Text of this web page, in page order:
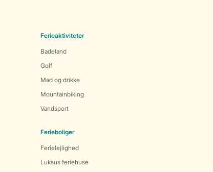
Ferieaktiviteter
Badeland
Golf
Mad og drikke
Mountainbiking
Vandsport
Ferieboliger
Ferielejlighed
Luksus feriehuse